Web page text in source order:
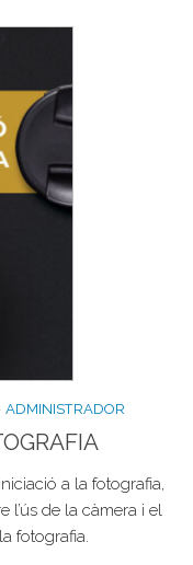
ADMINISTRADOR
a la fotografia,
de la càmera i el
fotografia.